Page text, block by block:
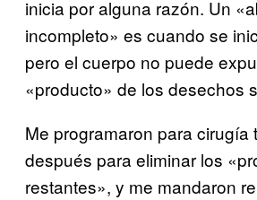
inicia por alguna razón. Un
incompleto» es cuando se
pero el cuerpo no puede
«producto» de los desechos
Me programaron para cirugía
después para eliminar los
restantes», y me mandaron